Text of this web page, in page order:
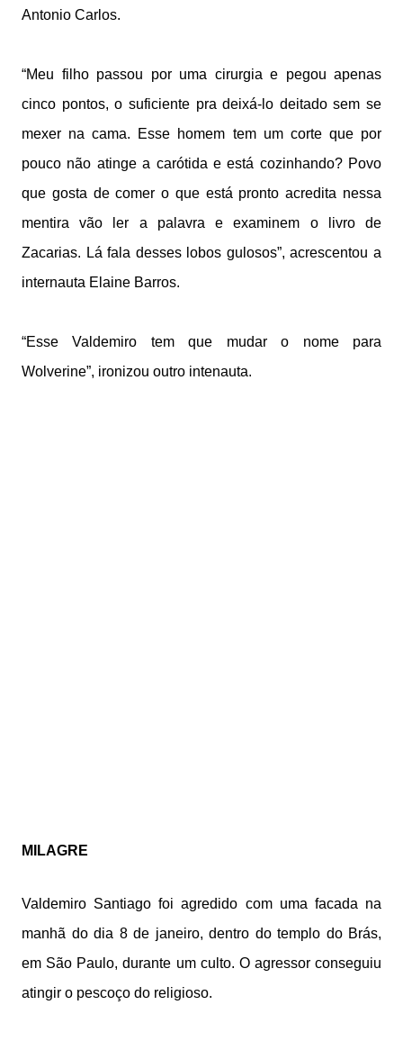
Antonio Carlos.
“Meu filho passou por uma cirurgia e pegou apenas
cinco pontos, o suficiente pra deixá-lo deitado sem se
mexer na cama. Esse homem tem um corte que por
pouco não atinge a carótida e está cozinhando? Povo
que gosta de comer o que está pronto acredita nessa
mentira vão ler a palavra e examinem o livro de
Zacarias. Lá fala desses lobos gulosos”, acrescentou a
internauta Elaine Barros.
“Esse Valdemiro tem que mudar o nome para
Wolverine”, ironizou outro intenauta.
MILAGRE
Valdemiro Santiago foi agredido com uma facada na
manhã do dia 8 de janeiro, dentro do templo do Brás,
em São Paulo, durante um culto. O agressor conseguiu
atingir o pescoço do religioso.